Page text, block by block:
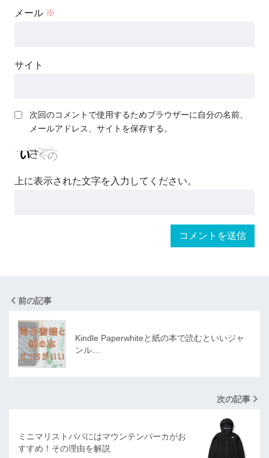
メール ※
サイト
次回のコメントで使用するためブラウザーに自分の名前、
メールアドレス、サイトを保存する。
上に表示された文字を入力してください。
前の記事
Kindle Paperwhiteと紙の本で読むといいジャ
ンル…
次の記事
ミニマリストパパにはマウンテンパーカがお
すすめ！その理由を解説